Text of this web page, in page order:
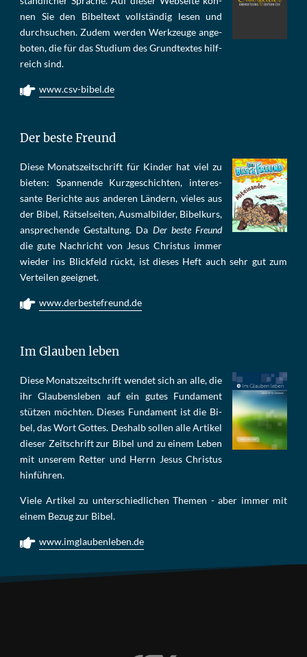
nen Sie den Bi­bel­text voll­stän­dig le­sen und
durch­su­chen. Zu­dem wer­den Werk­zeu­ge an­ge­
bo­ten, die für das Stu­di­um des Grund­tex­tes hilf­
reich sind.
www.csv-bibel.de
Der beste Freund
Die­se Mo­nats­zeit­schrift für Kin­der hat viel zu
bie­ten: Span­nen­de Kurz­ge­schich­ten, in­te­res­
san­te Be­rich­te aus an­de­ren Län­dern, vie­les aus
der Bi­bel, Rät­sel­sei­ten, Aus­mal­bil­der, Bi­bel­kurs,
an­sprech­ende Ge­stal­tung. Da Der beste Freund
die gu­te Nach­richt von Je­sus Chris­tus im­mer
wie­der ins Blick­feld rückt, ist die­ses Heft auch sehr gut zum
Ver­tei­len ge­eig­net.
www.derbestefreund.de
Im Glauben leben
Die­se Mo­nats­zeit­schrift wen­det sich an alle, die
ihr Glau­bens­le­ben auf ein gu­tes Fun­da­ment
stüt­zen möch­ten. Die­ses Fun­da­ment ist die Bi­
bel, das Wort Got­tes. Des­halb sol­len al­le Ar­ti­kel
die­ser Zeit­schrift zur Bi­bel und zu ei­nem Le­ben
mit un­se­rem Ret­ter und Herrn Je­sus Chris­tus
hin­füh­ren.
Viele Artikel zu unterschiedlichen Themen - aber immer mit
einem Bezug zur Bibel.
www.imglaubenleben.de